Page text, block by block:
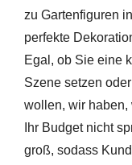
zu Gartenfiguren
perfekte
Egal, ob Sie eine
Szene setzen
wollen, wir haben,
Ihr Budget nicht
groß, sodass